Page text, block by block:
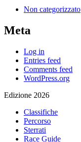
Non categorizzato
Meta
Log in
Entries feed
Comments feed
WordPress.org
Edizione 2026
Classifiche
Percorso
Sterrati
Race Guide